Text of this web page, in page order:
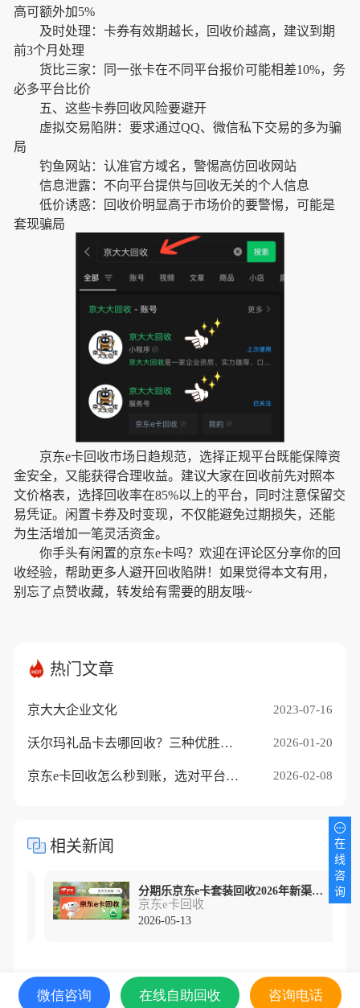
高可额外加5%
及时处理：卡券有效期越长，回收价越高，建议到期
前3个月处理
货比三家：同一张卡在不同平台报价可能相差10%，务
必多平台比价
五、这些卡券回收风险要避开
虚拟交易陷阱：要求通过QQ、微信私下交易的多为骗
局
钓鱼网站：认准官方域名，警惕高仿回收网站
信息泄露：不向平台提供与回收无关的个人信息
低价诱惑：回收价明显高于市场价的要警惕，可能是
套现骗局
京东e卡回收市场日趋规范，选择正规平台既能保障资
金安全，又能获得合理收益。建议大家在回收前先对照本
文价格表，选择回收率在85%以上的平台，同时注意保留交
易凭证。闲置卡券及时变现，不仅能避免过期损失，还能
为生活增加一笔灵活资金。
你手头有闲置的京东e卡吗？欢迎在评论区分享你的回
收经验，帮助更多人避开回收陷阱！如果觉得本文有用，
别忘了点赞收藏，转发给有需要的朋友哦~
热门文章
京大大企业文化 2023-07-16
沃尔玛礼品卡去哪回收？三种优胜途径推荐 2026-01-20
京东e卡回收怎么秒到账，选对平台是关键 2026-02-08
相关新闻
分期乐京东e卡套装回收2026年新渠道精准测评
京东e卡回收
2026-05-13
微信咨询 在线自助回收 咨询电话
在
线
咨
询